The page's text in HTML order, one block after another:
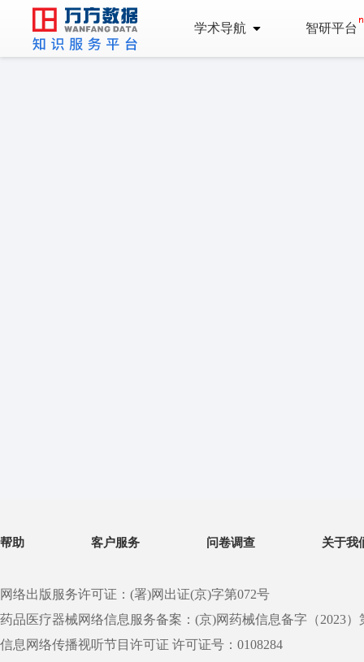
学术导航 智研平台
帮助 客户服务 问卷调查 关于我
网络出版服务许可证：(署)网出证(京)字第072号
药品医疗器械网络信息服务备案：(京)网药械信息备字（2023）
信息网络传播视听节目许可证 许可证号：0108284